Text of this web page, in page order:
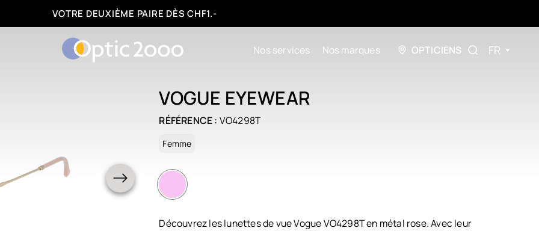
FACILITÉS DE PAIEMENT : 3, 6 OU 12 FOIS
Nos services Nos marques OPTICIENS FR
VOGUE EYEWEAR
RÉFÉRENCE : VO4298T
Femme
Découvrez les lunettes de vue Vogue VO4298T en métal rose. Avec leur